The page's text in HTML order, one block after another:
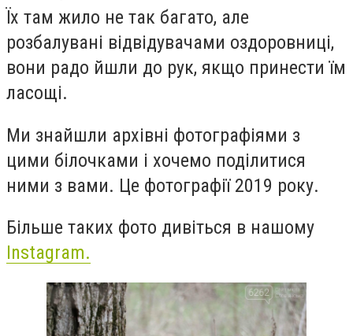
Їх там жило не так багато, але
розбалувані відвідувачами оздоровниці,
вони радо йшли до рук, якщо принести їм
ласощі.
Ми знайшли архівні фотографіями з
цими білочками і хочемо поділитися
ними з вами. Це фотографії 2019 року.
Більше таких фото дивіться в нашому
Instagram.